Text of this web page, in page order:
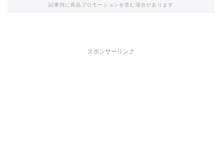
記事内に商品プロモーションを含む場合があります
スポンサーリンク